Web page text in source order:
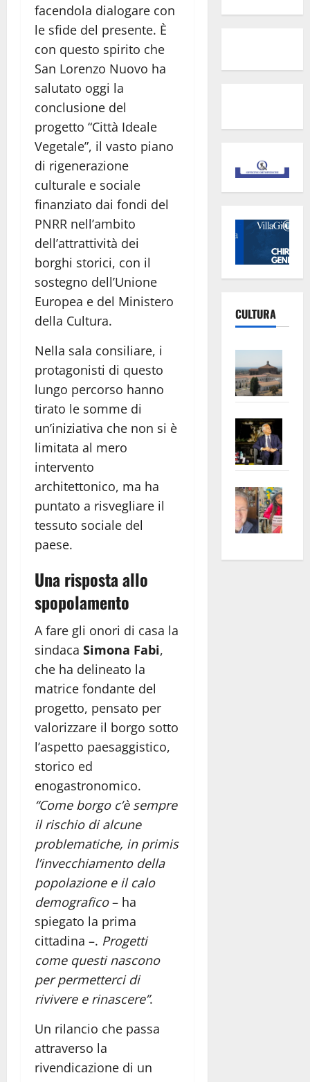
facendola dialogare con
le sfide del presente. È
con questo spirito che
San Lorenzo Nuovo ha
salutato oggi la
conclusione del
progetto “Città Ideale
Vegetale”, il vasto piano
di rigenerazione
culturale e sociale
finanziato dai fondi del
PNRR nell’ambito
dell’attrattività dei
borghi storici, con il
sostegno dell’Unione
Europea e del Ministero
della Cultura.
Nella sala consiliare, i
protagonisti di questo
lungo percorso hanno
tirato le somme di
un’iniziativa che non si è
limitata al mero
intervento
architettonico, ma ha
puntato a risvegliare il
tessuto sociale del
paese.
Una risposta allo
spopolamento
A fare gli onori di casa la
sindaca Simona Fabi,
che ha delineato la
matrice fondante del
progetto, pensato per
valorizzare il borgo sotto
l’aspetto paesaggistico,
storico ed
enogastronomico.
“Come borgo c’è sempre
il rischio di alcune
problematiche, in primis
l’invecchiamento della
popolazione e il calo
demografico– ha
spiegato la prima
cittadina –. Progetti
come questi nascono
per permetterci di
rivivere e rinascere”.
Un rilancio che passa
attraverso la
rivendicazione di un
CULTURA
euro
apre